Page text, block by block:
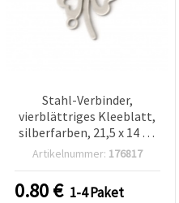
Stahl-Verbinder,
vierblättriges Kleeblatt,
silberfarben, 21,5 x 14 x 1
mm, Loch 1 mm – 2 Stück
Artikelnummer: 176817
0.80€ 1-4 Paket